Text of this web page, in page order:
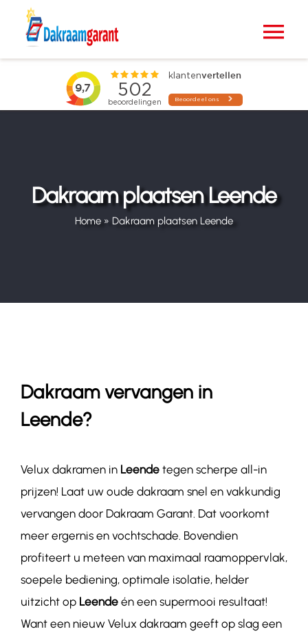
Blogs
Dakraam plaatsen Leende
Home » Dakraam plaatsen Leende
Dakraam vervangen in
Leende?
Velux dakramen in Leendetegen scherpe all-in
prijzen! Laat uw oude dakraam snel en vakkundig
vervangen door Dakraam Garant. Dat voorkomt
meer ergernis en vochtschade. Bovendien
profiteert u meteen van maximaal raamoppervlak,
soepele bediening, optimale isolatie, helder
uitzicht op Leendeén een supermooi resultaat!
Want een nieuw Velux dakraam geeft op slag een